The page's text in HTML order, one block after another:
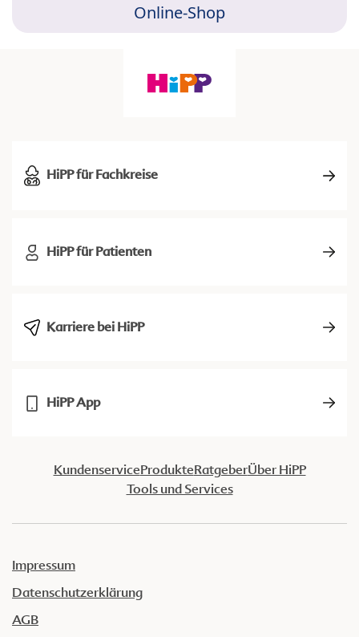
Online-Shop
HiPP für Fachkreise
HiPP für Patienten
Karriere bei HiPP
HiPP App
KundenserviceProdukteRatgeberÜber HiPP
Tools und Services
Impressum
Datenschutzerklärung
AGB